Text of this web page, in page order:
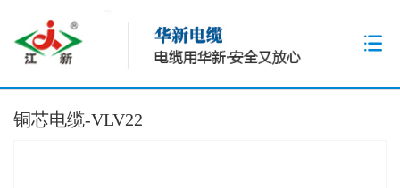
铜芯电缆-VLV22